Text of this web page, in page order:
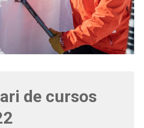
de cursos